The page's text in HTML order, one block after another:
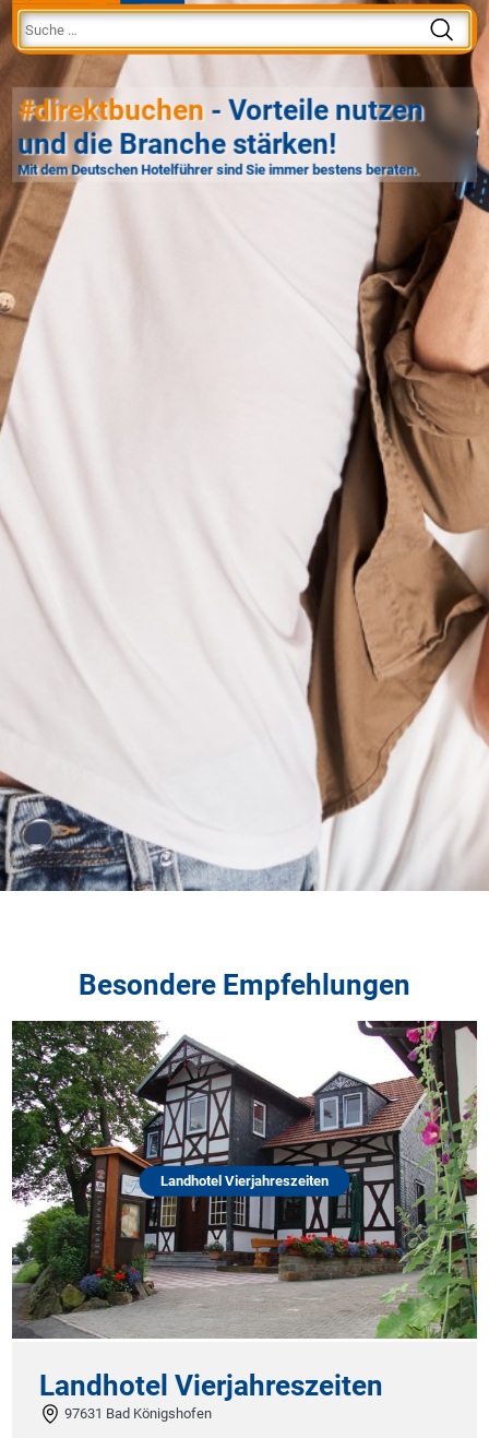
#direktbuchen - Vorteile nutzen
und die Branche stärken!
Mit dem Deutschen Hotelführer sind Sie immer bestens beraten.
Besondere Empfehlungen
Landhotel Vierjahreszeiten
Landhotel Vierjahreszeiten
97631 Bad Königshofen